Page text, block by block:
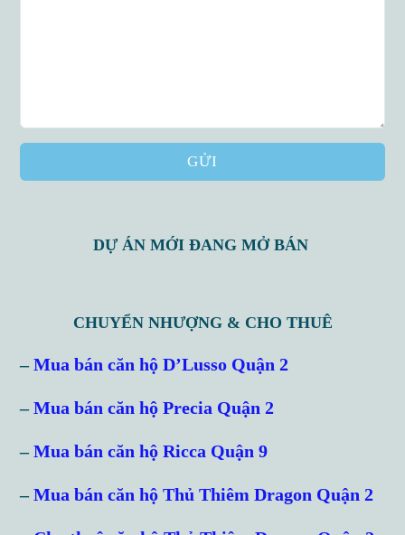
GỬI
DỰ ÁN MỚI ĐANG MỞ BÁN
CHUYỂN NHƯỢNG & CHO THUÊ
–Mua bán căn hộ D’Lusso Quận 2
–Mua bán căn hộ Precia Quận 2
–Mua bán căn hộ Ricca Quận 9
–Mua bán căn hộ Thủ Thiêm Dragon Quận 2